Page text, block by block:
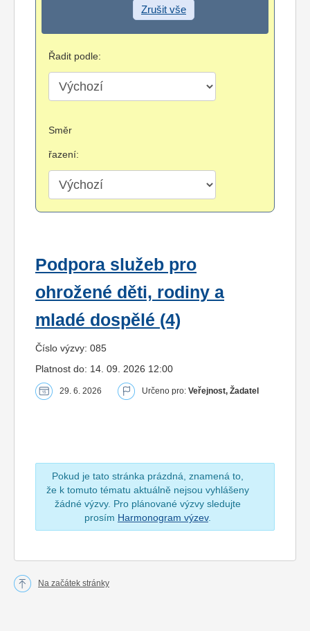
Zrušit vše
Řadit podle:
Směr
řazení:
Podpora služeb pro
ohrožené děti, rodiny a
mladé dospělé (4)
Číslo výzvy: 085
Platnost do: 14. 09. 2026 12:00
29. 6. 2026 Určeno pro: Veřejnost, Žadatel
Pokud je tato stránka prázdná, znamená to,
že k tomuto tématu aktuálně nejsou vyhlášeny
žádné výzvy. Pro plánované výzvy sledujte
prosím Harmonogram výzev.
Na začátek stránky